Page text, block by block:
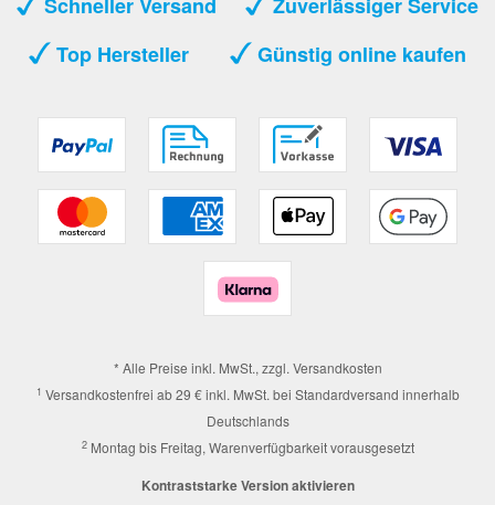
Schneller Versand
Zuverlässiger Service
Top Hersteller
Günstig online kaufen
* Alle Preise inkl. MwSt., zzgl. Versandkosten
1 Versandkostenfrei ab 29 € inkl. MwSt. bei Standardversand innerhalb
Deutschlands
2Montag bis Freitag, Warenverfügbarkeit vorausgesetzt
Kontraststarke Version aktivieren